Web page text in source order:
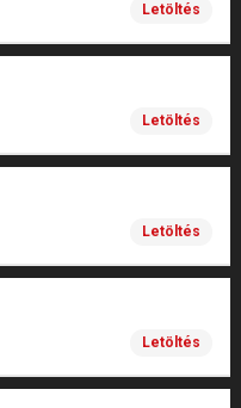
Letöltés
Letöltés
Letöltés
Letöltés